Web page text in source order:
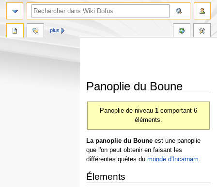
Panoplie du Boune
Panoplie de niveau1 comportant 6
éléments.
La panoplie du Bouneest une panoplie
que l'on peut obtenir en faisant les
différentes quêtes du monde d'Incarnam.
Élements
plus